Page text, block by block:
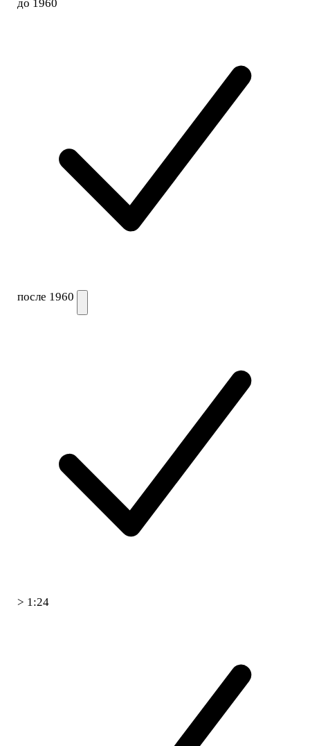
до 1960
после 1960
> 1:24